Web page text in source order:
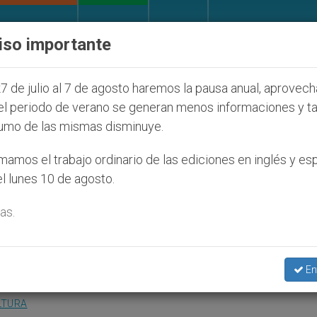
judíos que afecta a cristianos (y no sólo) en Tierra
el Sínodo de la
Teología del Norte de España
importante
de julio al 7 de agosto haremos la pausa anual,
periodo de verano se generan menos informaciones y
de las mismas disminuye.
el trabajo ordinario de las ediciones en inglés y
lunes 10 de agosto.